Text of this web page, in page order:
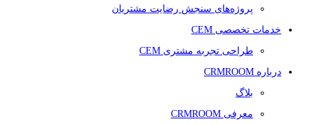
پروژه‌های سنجش رضایت مشتریان
خدمات تخصصی CEM
طراحی تجربه مشتری CEM
درباره CRMROOM
بلاگ
معرفی CRMROOM